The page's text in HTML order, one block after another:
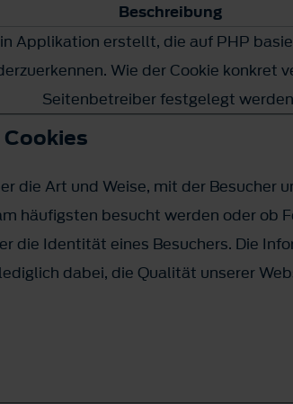
Beschreibung
Applikation erstellt, die auf PHP
Wie der Cookie konkret
Seitenbetreiber festgelegt
die Art und Weise, mit der Besucher
häufigsten besucht werden oder ob
die Identität eines Besuchers. Die
dabei, die Qualität unserer